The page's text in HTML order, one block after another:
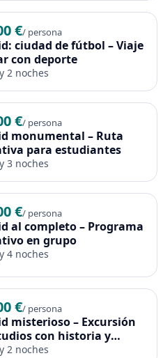
arte y patrimonio cultural.
visitas guiadas o
y profesores en el
por nosotros pero es
los viajes se adaptan a cada
personalizarlo a vuestro
de viajespara ver el
necesidades. Los precios
y puentes. Para reservar
de nuevo con nosotros
y nº final de alumnos y se
€/ persona
ciudad de fútbol – Viaje
con deporte
2 noches
€/ persona
monumental – Ruta
para estudiantes
3 noches
€/ persona
al completo – Programa
en grupo
4 noches
€/ persona
misterioso – Excursión
con historia y
2 noches